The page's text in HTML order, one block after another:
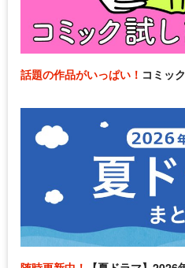
話題の作品がいっぱい！ コミッ